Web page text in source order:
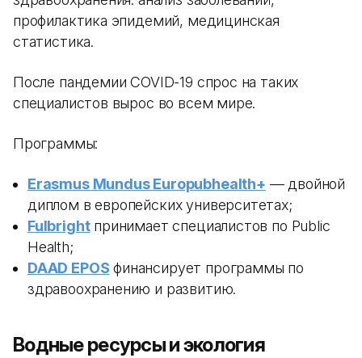
профилактика эпидемий, медицинская
статистика.
После пандемии COVID-19 спрос на таких
специалистов вырос во всем мире.
Программы:
Erasmus Mundus Europubhealth+ — двойной
диплом в европейских университетах;
Fulbrightпринимает специалистов по Public
Health;
DAAD EPOS финансирует программы по
здравоохранению и развитию.
Водные ресурсы и экология